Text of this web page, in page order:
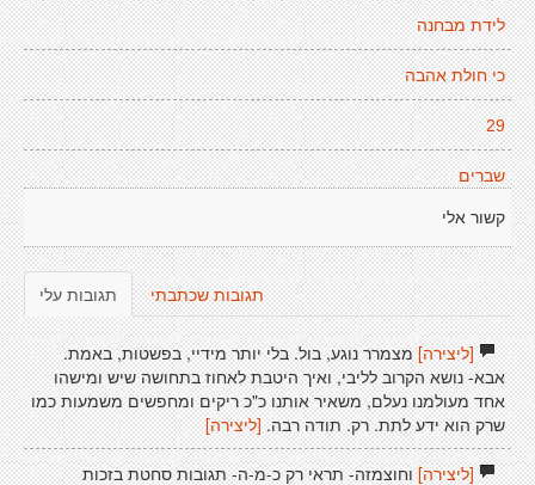
לידת מבחנה
כי חולת אהבה
29
שברים
קשור אלי
תגובות עלי תגובות שכתבתי
[ליצירה]מצמרר נוגע, בול. בלי יותר מידיי, בפשטות, באמת.
אבא- נושא הקרוב לליבי, ואיך היטבת לאחוז בתחושה שיש ומישהו
אחד מעולמנו נעלם, משאיר אותנו כ"כ ריקים ומחפשים משמעות כמו
שרק הוא ידע לתת. רק. תודה רבה. [ליצירה]
[ליצירה]וחוצמזה- תראי רק כ-מ-ה- תגובות סחטת בזכות